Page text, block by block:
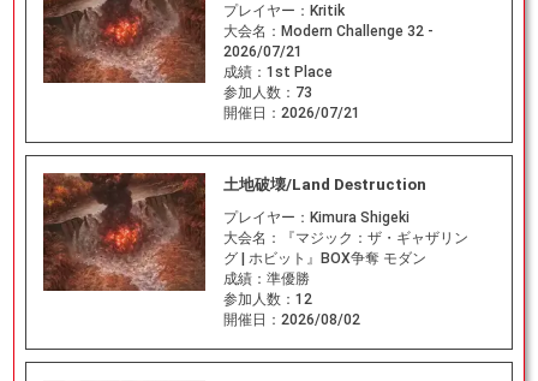
プレイヤー： Kritik
大会名： Modern Challenge 32 -
2026/07/21
成績： 1st Place
参加人数： 73
開催日： 2026/07/21
土地破壊/Land Destruction
プレイヤー： Kimura Shigeki
大会名：
『マジック：ザ・ギャザリン
グ | ホビット』BOX争奪 モダン
成績： 準優勝
参加人数： 12
開催日： 2026/08/02